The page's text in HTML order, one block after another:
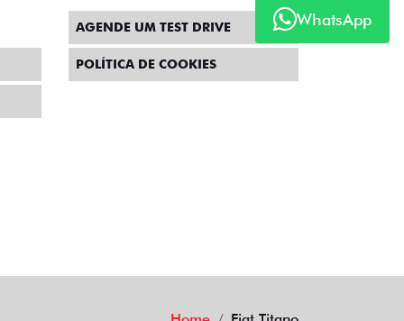
WhatsApp
AGENDE UM TEST DRIVE
POLÍTICA DE COOKIES